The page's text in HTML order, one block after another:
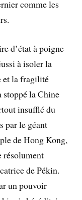
comme les
d’état à poigne
à isoler la
et la fragilité
stoppé la Chine
insufflé du
par le géant
de Hong Kong,
résolument
de Pékin.
un pouvoir